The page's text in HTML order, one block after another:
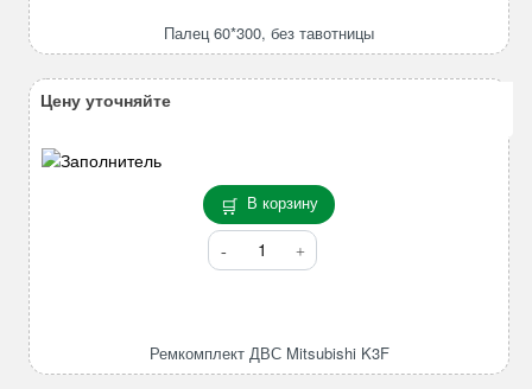
тавотницы
Палец 60*300, без тавотницы
В корзину
Количество
товара
K3F
Ремкомплект ДВС Mitsubishi K3F
Цену уточняйте